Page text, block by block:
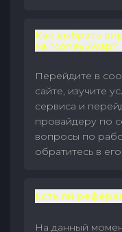
Как выбрать
на MoneySwap?
Перейдите в
сайте, изучите
сервиса и
провайдеру по
вопросы по
обратитесь в
Есть ли
На данный